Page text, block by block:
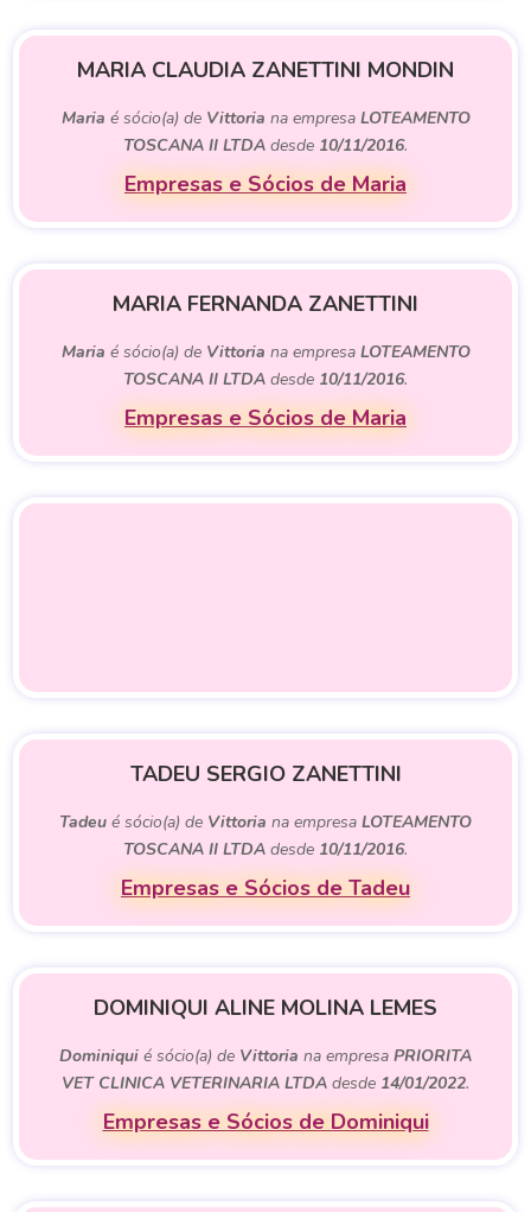
MARIA CLAUDIA ZANETTINI MONDIN
Maria é sócio(a) de Vittoria na empresa LOTEAMENTO
TOSCANA II LTDA desde 10/11/2016.
Empresas e Sócios de Maria
MARIA FERNANDA ZANETTINI
Maria é sócio(a) de Vittoria na empresa LOTEAMENTO
TOSCANA II LTDA desde 10/11/2016.
Empresas e Sócios de Maria
TADEU SERGIO ZANETTINI
Tadeu é sócio(a) de Vittoria na empresa LOTEAMENTO
TOSCANA II LTDA desde 10/11/2016.
Empresas e Sócios de Tadeu
DOMINIQUI ALINE MOLINA LEMES
Dominiqui é sócio(a) de Vittoria na empresa PRIORITA
VET CLINICA VETERINARIA LTDA desde 14/01/2022.
Empresas e Sócios de Dominiqui